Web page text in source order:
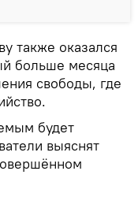
также оказался
больше месяца
свободы, где
будет
выяснят